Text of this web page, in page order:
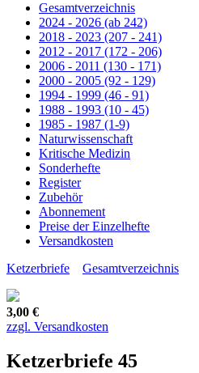
Gesamtverzeichnis
2024 - 2026 (ab 242)
2018 - 2023 (207 - 241)
2012 - 2017 (172 - 206)
2006 - 2011 (130 - 171)
2000 - 2005 (92 - 129)
1994 - 1999 (46 - 91)
1988 - 1993 (10 - 45)
1985 - 1987 (1-9)
Naturwissenschaft
Kritische Medizin
Sonderhefte
Register
Zubehör
Abonnement
Preise der Einzelhefte
Versandkosten
Ketzerbriefe
Gesamtverzeichnis
3,00 €
zzgl. Versandkosten
Ketzerbriefe 45